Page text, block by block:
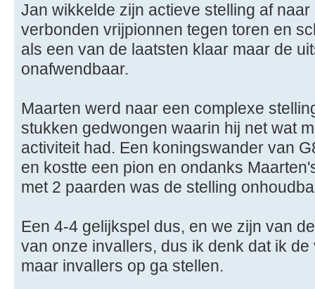
Jan wikkelde zijn actieve stelling af
verbonden vrijpionnen tegen toren en
als een van de laatsten klaar maar de
onafwendbaar.
Maarten werd naar een complexe
stukken gedwongen waarin hij net wat
activiteit had. Een koningswander van
en kostte een pion en ondanks
met 2 paarden was de stelling
Een 4-4 gelijkspel dus, en we zijn van
van onze invallers, dus ik denk dat ik
maar invallers op ga stellen.